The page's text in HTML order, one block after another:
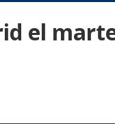
el